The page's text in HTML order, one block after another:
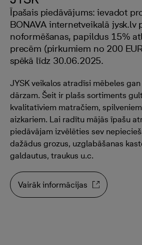
Īpašais piedāvājums: ievadot
BONAVA internetveikalā jysk.lv
noformēšanas, papildus 15%
precēm (pirkumiem no 200
spēkā līdz 30.06.2025.
JYSK veikalos atradīsi mēbeles
dārzam. Šeit ir plašs sortiments
kvalitatīviem matračiem,
aizkariem. Lai radītu mājās īpašu
piedāvājam izvēlēties sev
dažādus grozus, uzglabāšanas
galdautus, traukus u.c.
Vairāk informācijas